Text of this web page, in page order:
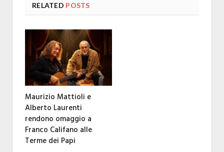
RELATED POSTS
Maurizio Mattioli e
Alberto Laurenti
rendono omaggio a
Franco Califano alle
Terme dei Papi